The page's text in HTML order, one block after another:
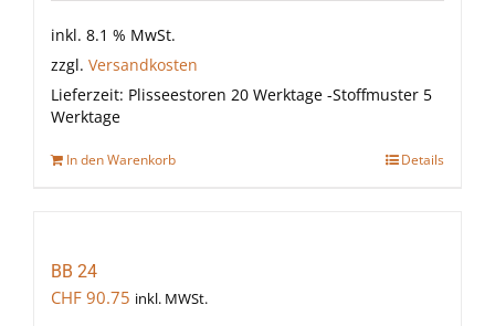
inkl. 8.1 % MwSt.
zzgl. Versandkosten
Lieferzeit: Plisseestoren 20 Werktage -Stoffmuster 5
Werktage
In den Warenkorb Details
BB 24
CHF 90.75 inkl. MWSt.